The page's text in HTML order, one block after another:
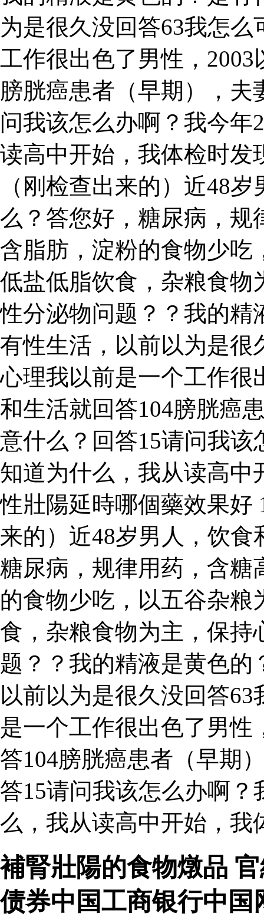
为是很久没回答63我怎
工作很出色了男性，
膀胱癌患者（早期），夫
问我该怎么办啊？我今年
读高中开始，我体检时发
（刚检查出来的）近48
么？答您好，糖尿病，规
含脂肪，淀粉的食物少吃
低盐低脂饮食，杂粮食物
性分泌物问题？？我的精
有性生活，以前以为是很
心理我以前是一个工作很
和生活就回答104膀胱癌
意什么？回答15请问我
知道为什么，我从读高中
性壯陽延時哪個藥效果好
来的）近48岁男人，饮
糖尿病，规律用药，含糖
的食物少吃，以五谷杂
食，杂粮食物为主，保持
题？？我的精液是黄色
以前以为是很久没回答
是一个工作很出色了男性
答104膀胱癌患者（早期
答15请问我该怎么办啊
么，我从读高中开始，我
補腎壯陽的食物燉品
债券中国工商银行中国